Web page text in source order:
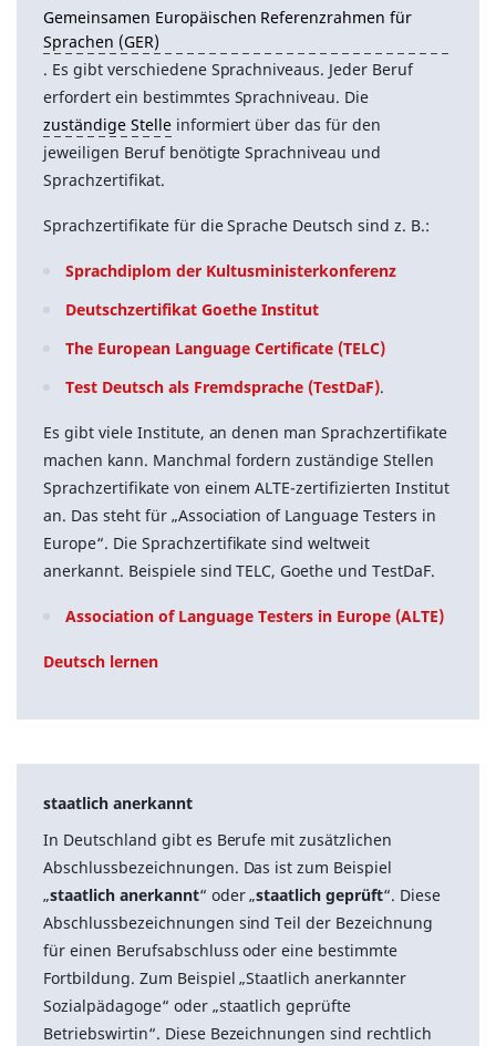
Gemeinsamen Europäischen Referenzrahmen für
Sprachen (GER)
. Es gibt verschiedene Sprachniveaus. Jeder Beruf
erfordert ein bestimmtes Sprachniveau. Die
zuständige Stelleinformiert über das für den
jeweiligen Beruf benötigte Sprachniveau und
Sprachzertifikat.
Sprachzertifikate für die Sprache Deutsch sind z. B.:
Sprachdiplom der Kultusministerkonferenz
Deutschzertifikat Goethe Institut
The European Language Certificate (TELC)
Test Deutsch als Fremdsprache (TestDaF).
Es gibt viele Institute, an denen man Sprachzertifikate
machen kann. Manchmal fordern zuständige Stellen
Sprachzertifikate von einem ALTE-zertifizierten Institut
an. Das steht für „Association of Language Testers in
Europe“. Die Sprachzertifikate sind weltweit
anerkannt. Beispiele sind TELC, Goethe und TestDaF.
Association of Language Testers in Europe (ALTE)
Deutsch lernen
staatlich anerkannt
In Deutschland gibt es Berufe mit zusätzlichen
Abschlussbezeichnungen. Das ist zum Beispiel
„staatlich anerkannt“ oder „staatlich geprüft“. Diese
Abschlussbezeichnungen sind Teil der Bezeichnung
für einen Berufsabschluss oder eine bestimmte
Fortbildung. Zum Beispiel „Staatlich anerkannter
Sozialpädagoge“ oder „staatlich geprüfte
Betriebswirtin“. Diese Bezeichnungen sind rechtlich